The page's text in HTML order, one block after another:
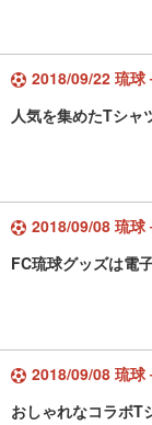
2018/09/22 琉球
人気を集めたTシャ
2018/09/08 琉球
FC琉球グッズは電
2018/09/08 琉球
おしゃれなコラボT